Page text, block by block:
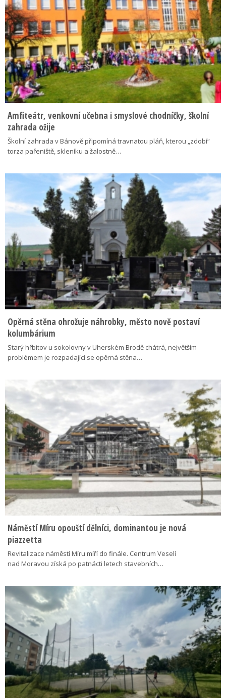
Amfiteátr, venkovní učebna i smyslové chodníčky, školní
zahrada ožije
Školní zahrada v Bánově připomíná travnatou pláň, kterou „zdobí“
torza pařeniště, skleníku a žalostně…
Opěrná stěna ohrožuje náhrobky, město nově postaví
kolumbárium
Starý hřbitov u sokolovny v Uherském Brodě chátrá, největším
problémem je rozpadající se opěrná stěna…
Náměstí Míru opouští dělníci, dominantou je nová
piazzetta
Revitalizace náměstí Míru míří do finále. Centrum Veselí
nad Moravou získá po patnácti letech stavebních…